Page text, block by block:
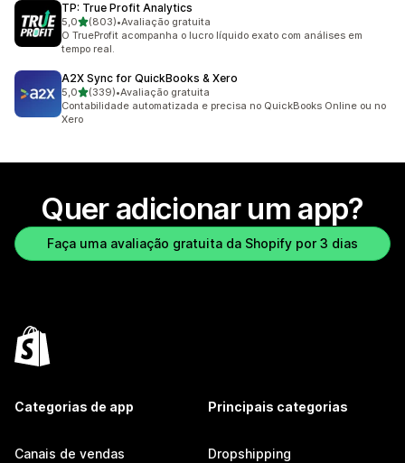
TP: True Profit Analytics
5,0de 5 estrelas
(803)
803 avaliações ao todo
•Avaliação gratuita
O TrueProfit acompanha o lucro líquido exato com análises em
tempo real.
A2X Sync for QuickBooks & Xero
5,0de 5 estrelas
(339)
339 avaliações ao todo
•Avaliação gratuita
Contabilidade automatizada e precisa no QuickBooks Online ou no
Xero
Quer adicionar um app?
Faça uma avaliação gratuita da Shopify por 3 dias
Categorias de app
Canais de vendas
Principais categorias
Dropshipping